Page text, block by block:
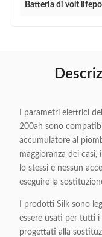
Batteria di volt
I parametri elettrici
200ah sono
accumulatore al
maggioranza dei
lo stessi e nessun
eseguire la
I prodotti Silk sono
essere usati per tutti i
progettati alla